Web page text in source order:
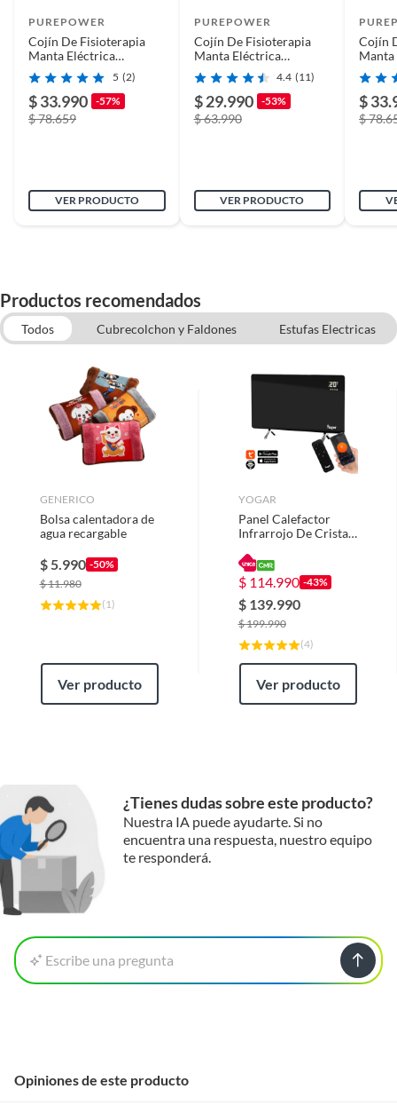
Largo 26cm
Estilo Clásico
Tipo Cojín ortopédico
PUREPOWER
Cojín De Fisioterapia
Manta Eléctrica
40x76cm
5 (2)
$ 33.990 -57%
$ 78.659
VER PRODUCTO
PUREPOWER
Cojín De Fisioterapia
Manta Eléctrica
30x60cm
4.4 (11)
$ 29.990 -53%
$ 63.990
VER PRODUCTO
Cojín
$
$
Productos recomendados
Todos Cubrecolchon y Faldones
Estufas Electricas
GENERICO
Bolsa calentadora de
agua recargable
$5.990 -50%
$11.980
( 1)
Ver producto
YOGAR
Panel Calefactor
Infrarrojo De Cristal
600w Yogar
$ 114.990 -43%
$ 139.990
$199.990
(4)
Ver producto
¿Tienes dudas sobre este producto?
Nuestra IA puede ayudarte. Si no
encuentra una respuesta, nuestro equipo
te responderá.
Escribe una pregunta
Opiniones de este producto